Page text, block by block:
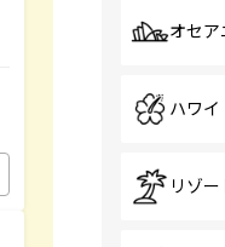
オセア
ハワイ
リゾー